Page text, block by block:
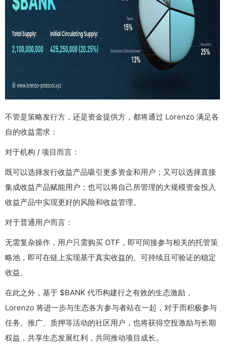
不管是策略发行方，还是资金提供方，都将通过 Lorenzo 满足各
自的收益需求：
对于机构 / 项目而言：
既可以选择发行收益产品吸引更多资金和用户；又可以选择直接
集成收益产品赋能用户；也可以将自己所管理的大规模资金投入
收益产品中实现更好的风险和收益管理。
对于普通用户而言：
无需复杂操作，用户只需购买 OTF，即可间接参与相关的托管策
略池，即可在链上实现基于真实收益的、可持续且可验证的稳定
收益。
在此之外，基于 $BANK 代币构建行之有效的生态激励，
Lorenzo 将进一步与生态各方参与者站在一起，对于而积极参与
任务、推广、质押等活动的社区用户，也将获得空投激励与长期
权益，共享生态发展红利，共同推动项目成长。